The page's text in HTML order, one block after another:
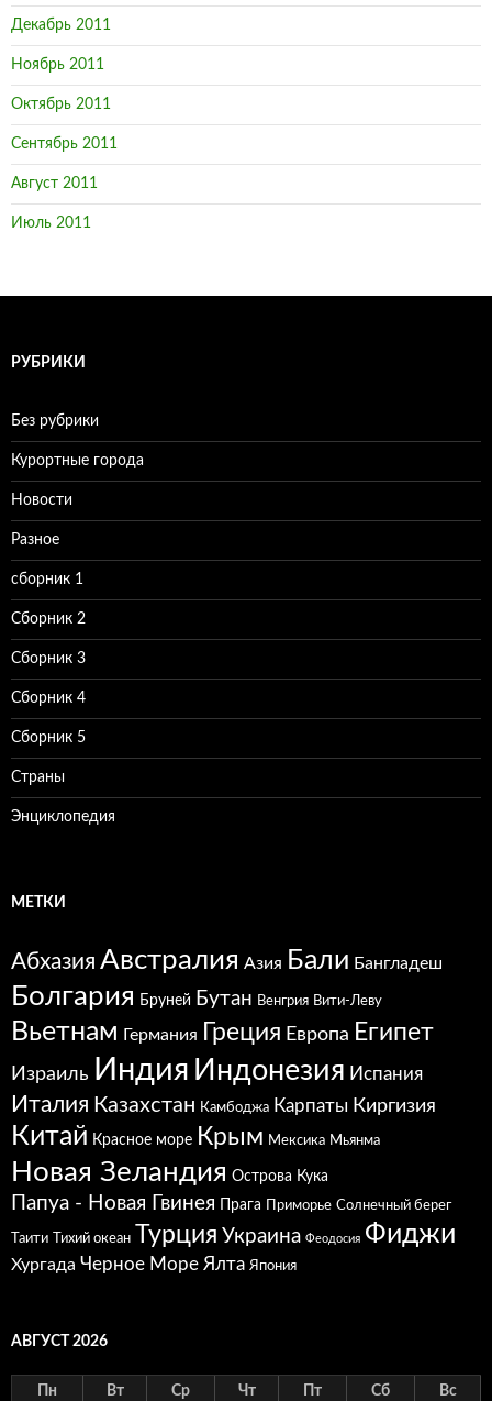
Декабрь 2011
Ноябрь 2011
Октябрь 2011
Сентябрь 2011
Август 2011
Июль 2011
РУБРИКИ
Без рубрики
Курортные города
Новости
Разное
сборник 1
Сборник 2
Сборник 3
Сборник 4
Сборник 5
Страны
Энциклопедия
МЕТКИ
Абхазия Австралия Азия Бали Бангладеш
Болгария Бруней Бутан Венгрия Вити-Леву
Вьетнам Германия Греция Европа Египет
Израиль Индия Индонезия Испания
Италия Казахстан Камбоджа Карпаты Киргизия
Китай Красное море Крым Мексика Мьянма
Новая Зеландия Острова Кука
Папуа - Новая Гвинея Прага Приморье Солнечный берег
Таити Тихий океан Турция Украина Феодосия Фиджи
Хургада Черное Море Ялта Япония
АВГУСТ 2026
Пн Вт Ср Чт Пт Сб Вс